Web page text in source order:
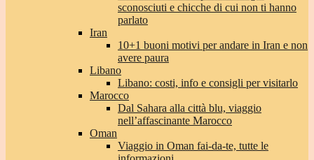
sconosciuti e chicche di cui non ti hanno
parlato
Iran
10+1 buoni motivi per andare in Iran e non
avere paura
Libano
Libano: costi, info e consigli per visitarlo
Marocco
Dal Sahara alla città blu, viaggio
nell’affascinante Marocco
Oman
Viaggio in Oman fai-da-te, tutte le